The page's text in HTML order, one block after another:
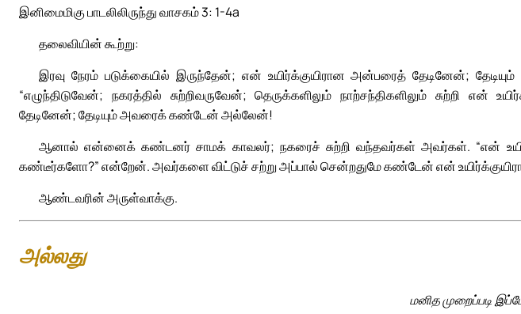
இனிமைமிகு பாடலிலிருந்து வாசகம் 3: 1-4a
தலைவியின் கூற்று:
இரவு நேரம் படுக்கையில் இருந்தேன்; என் உயிர்க்குயிரான அன்பரைத் தேடினேன்;
“எழுந்திடுவேன்; நகரத்தில் சுற்றிவருவேன்; தெருக்களிலும் நாற்சந்திகளிலும் சுற்றி என்
தேடினேன்; தேடியும் அவரைக் கண்டேன் அல்லேன்!
ஆனால் என்னைக் கண்டனர் சாமக் காவலர்; நகரைச் சுற்றி வந்தவர்கள் அவர்கள். “என்
கண்டீர்களோ?” என்றேன். அவர்களை விட்டுச் சற்று அப்பால் சென்றதுமே கண்டேன் என்
ஆண்டவரின் அருள்வாக்கு.
அல்லது
மனித முறைப்படி